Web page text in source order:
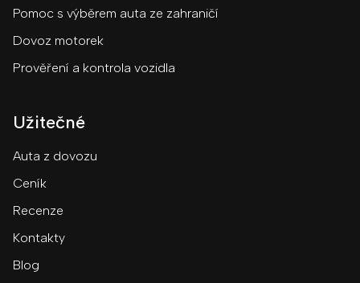
Pomoc s výběrem auta ze zahraničí
Dovoz motorek
Prověření a kontrola vozidla
Užitečné
Auta z dovozu
Ceník
Recenze
Kontakty
Blog